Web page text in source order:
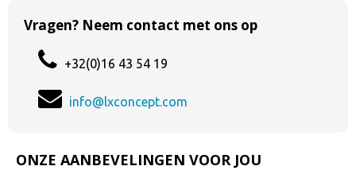
Vragen? Neem contact met ons op
+32(0)16 43 54 19
info@lxconcept.com
ONZE AANBEVELINGEN VOOR JOU